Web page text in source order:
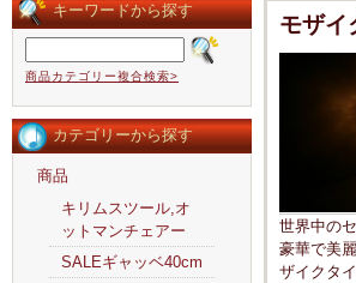
キーワードから探す
商品カテゴリー複合検索>
カテゴリーから探す
商品
キリムスツール,オ
ットマンチェアー
SALEギャッベ40cm
モザイ
世界中の
豪華で美
ザイクタ